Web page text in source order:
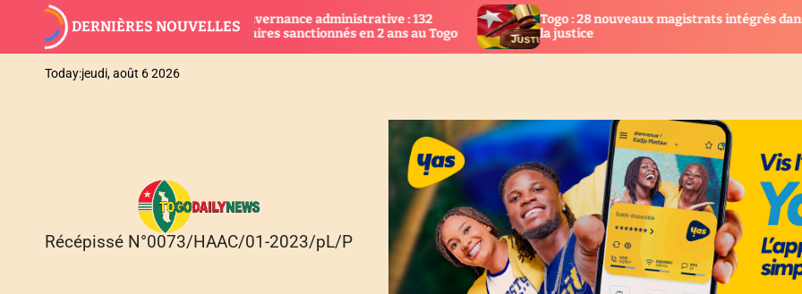
DERNIÈRES NOUVELLES
Bonne gouvernance administrative : 132
fonctionnaires sanctionnés en 2 ans au Togo
Togo : 28 nouveaux magistrats intégrés dans
la justice
Today:jeudi, août 6 2026
T
Récépissé N°0073/HAAC/01-2023/pL/P